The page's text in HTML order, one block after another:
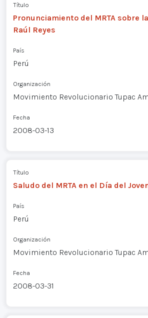
Título
Pronunciamiento del MRTA sobre
Raúl Reyes
País
Perú
Organización
Movimiento Revolucionario Tupac
Fecha
2008-03-13
Título
Saludo del MRTA en el Día del
País
Perú
Organización
Movimiento Revolucionario Tupac
Fecha
2008-03-31